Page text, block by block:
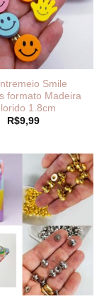
Smile
formato Madeira
1.8cm
R$9,99